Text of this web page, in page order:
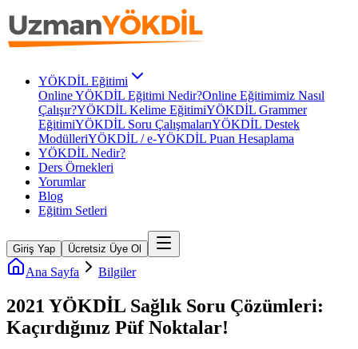
YÖKDİL Eğitimi
Online YÖKDİL Eğitimi Nedir?Online Eğitimimiz Nasıl
Çalışır?YÖKDİL Kelime EğitimiYÖKDİL Grammer
EğitimiYÖKDİL Soru ÇalışmalarıYÖKDİL Destek
ModülleriYÖKDİL / e-YÖKDİL Puan Hesaplama
YÖKDİL Nedir?
Ders Örnekleri
Yorumlar
Blog
Eğitim Setleri
Giriş Yap Ücretsiz Üye Ol
Ana Sayfa Bilgiler
2021 YÖKDİL Sağlık Soru Çözümleri:
Kaçırdığınız Püf Noktalar!